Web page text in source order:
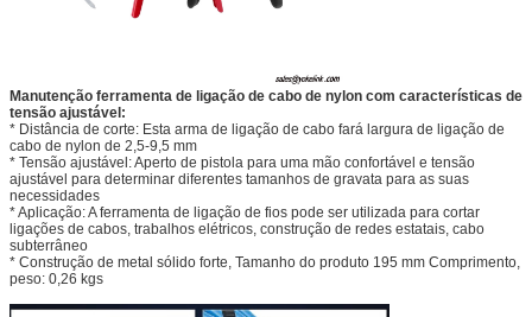
Deixe um recado
Manutenção ferramenta de ligação de cabo de nylon com características de
tensão ajustável:
* Distância de corte: Esta arma de ligação de cabo fará largura de ligação de
cabo de nylon de 2,5-9,5 mm
* Tensão ajustável: Aperto de pistola para uma mão confortável e tensão
ajustável para determinar diferentes tamanhos de gravata para as suas
necessidades
* Aplicação: A ferramenta de ligação de fios pode ser utilizada para cortar
ligações de cabos, trabalhos elétricos, construção de redes estatais, cabo
subterrâneo
* Construção de metal sólido forte, Tamanho do produto 195 mm Comprimento,
peso: 0,26 kgs